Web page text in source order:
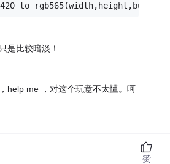
是比较暗淡！
help me ，对这个玩意不太懂。呵
赞